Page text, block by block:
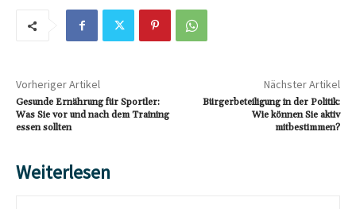
Vorheriger Artikel
Gesunde Ernährung für Sportler:
Was Sie vor und nach dem Training
essen sollten
Nächster Artikel
Bürgerbeteiligung in der Politik:
Wie können Sie aktiv
mitbestimmen?
Weiterlesen